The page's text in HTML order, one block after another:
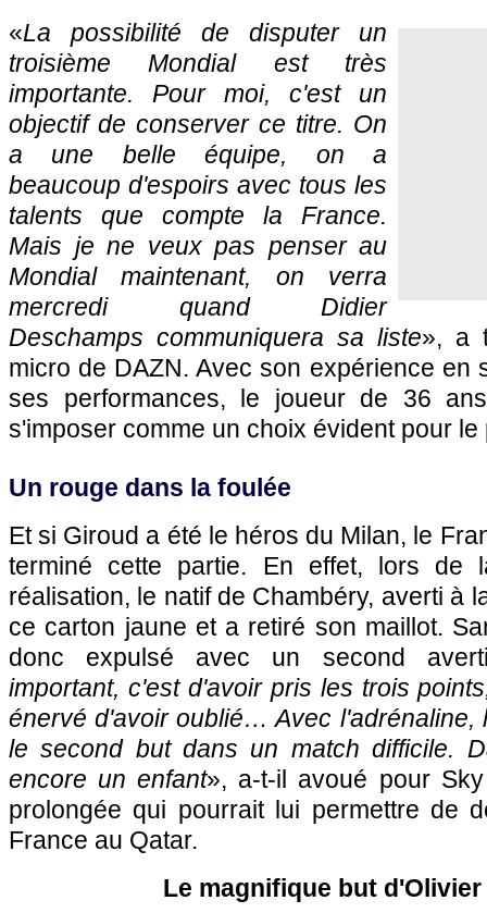
«La possibilité de disputer un
troisième Mondial est très
importante. Pour moi, c'est un
objectif de conserver ce titre. On
a une belle équipe, on a
beaucoup d'espoirs avec tous les
talents que compte la France.
Mais je ne veux pas penser au
Mondial maintenant, on verra
mercredi quand Didier
Deschamps communiquera sa liste», a
micro de DAZN. Avec son expérience en
ses performances, le joueur de 36
s'imposer comme un choix évident pour
Un rouge dans la foulée
Et si Giroud a été le héros du Milan, le
terminé cette partie. En effet, lors de
réalisation, le natif de Chambéry, averti à
ce carton jaune et a retiré son maillot.
donc expulsé avec un second
important, c'est d'avoir pris les trois
énervé d'avoir oublié… Avec l'adrénaline,
le second but dans un match difficile.
encore un enfant», a-t-il avoué pour
prolongée qui pourrait lui permettre de
France au Qatar.
Le magnifique but